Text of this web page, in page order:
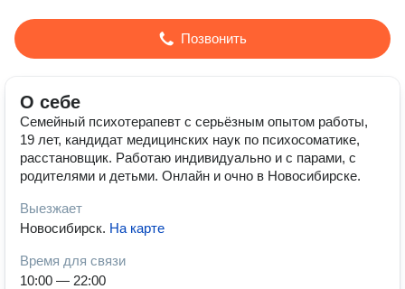
Позвонить
О себе
Семейный психотерапевт с серьёзным опытом работы,
19 лет, кандидат медицинских наук по психосоматике,
расстановщик. Работаю индивидуально и с парами, с
родителями и детьми. Онлайн и очно в Новосибирске.
Выезжает
Новосибирск. На карте
Время для связи
10:00 — 22:00